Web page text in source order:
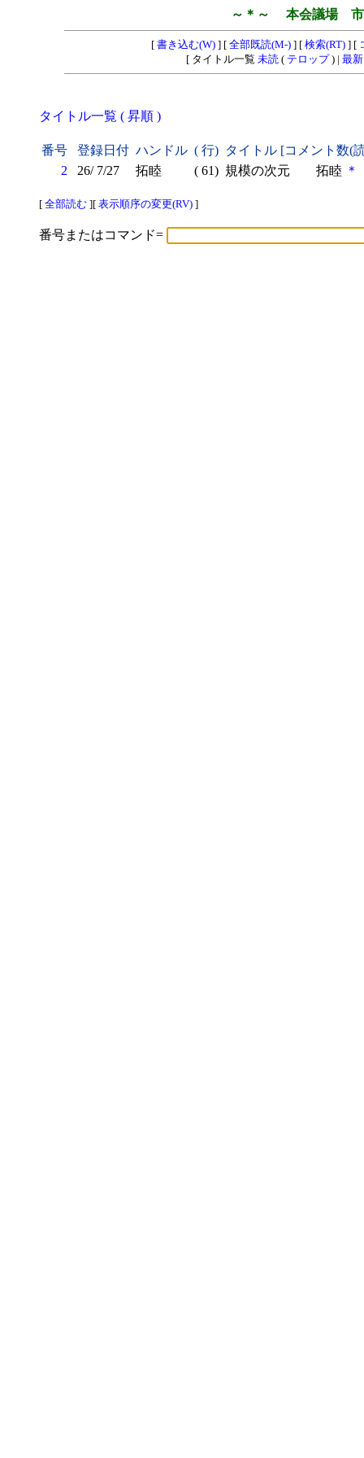
～＊～ 本会議場 市
[ 書き込む(W)] [ 全部既読(M-)] [ 検索(RT)] [
[ タイトル一覧 未読( テロップ) | 最新
タイトル一覧 ( 昇順 )
番号 登録日付 ハンドル ( 行) タイトル [コメント数(
2
26/ 7/27 拓睦 ( 61) 規模の次元 拓睦 ＊
[ 全部読む ][ 表示順序の変更(RV) ]
番号またはコマンド=